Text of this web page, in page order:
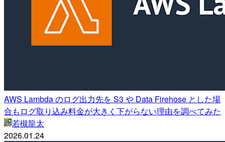
AWS Lambda のログ出力先を S3 や Data Firehose とした場
合もログ取り込み料金が大きく下がらない理由を調べてみた
若槻龍太
2026.01.24